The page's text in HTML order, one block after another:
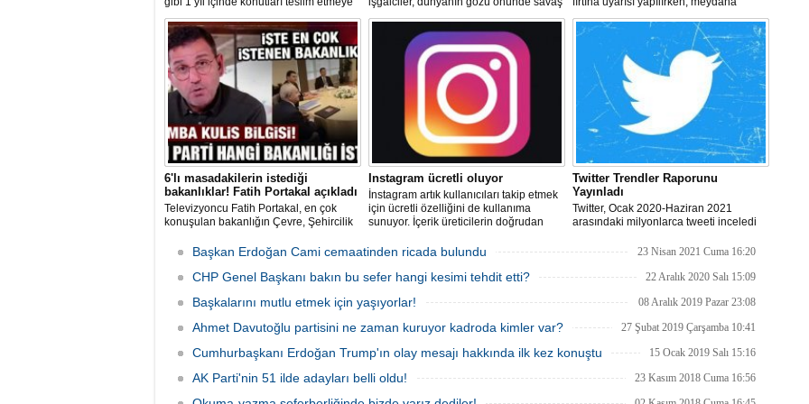
başlayan AK Parti hükümeti, 2 ayda 76
bin konut teslim etti. Yılsonuna kadar
200 bin konutun teslim edilmesi
hedefleniyor.
suçu işlerken, Nazileri aratmayan
görüntüler sergiliyorlar.
gelebilecek olumsuzluklara karşı
dikkatli olunması istendi.
6'lı masadakilerin istediği
bakanlıklar! Fatih Portakal açıkladı
Televizyoncu Fatih Portakal, en çok
konuşulan bakanlığın Çevre, Şehircilik
söyledi.
Instagram ücretli oluyor
İnstagram artık kullanıcıları takip etmek
için ücretli özelliğini de kullanıma
sunuyor. İçerik üreticilerin doğrudan
abonelik sistemi, ülkemizdeki Instagram
Twitter Trendler Raporunu
Yayınladı
Twitter, Ocak 2020-Haziran 2021
arasındaki milyonlarca tweeti inceledi
yaptığı hakkında daha fazla bilgi
2018- Aralık 2019) tweetleriyle
Başkan Erdoğan Cami cemaatinden ricada bulundu 23 Nisan 2021 Cuma 16:20
CHP Genel Başkanı bakın bu sefer hangi kesimi tehdit etti? 22 Aralık 2020 Salı 15:09
Başkalarını mutlu etmek için yaşıyorlar! 08 Aralık 2019 Pazar 23:08
Ahmet Davutoğlu partisini ne zaman kuruyor kadroda kimler var? 27 Şubat 2019 Çarşamba 10:41
Cumhurbaşkanı Erdoğan Trump'ın olay mesajı hakkında ilk kez konuştu 15 Ocak 2019 Salı 15:16
AK Parti'nin 51 ilde adayları belli oldu! 23 Kasım 2018 Cuma 16:56